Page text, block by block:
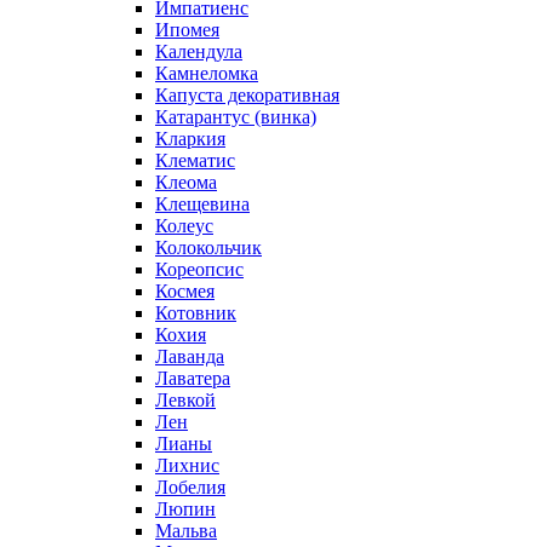
Импатиенс
Ипомея
Календула
Камнеломка
Капуста декоративная
Катарантус (винка)
Кларкия
Клематис
Клеома
Клещевина
Колеус
Колокольчик
Кореопсис
Космея
Котовник
Кохия
Лаванда
Лаватера
Левкой
Лен
Лианы
Лихнис
Лобелия
Люпин
Мальва